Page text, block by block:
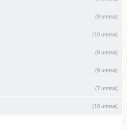
(9 unosa)
(10 unosa)
(8 unosa)
(9 unosa)
(7 unosa)
(10 unosa)